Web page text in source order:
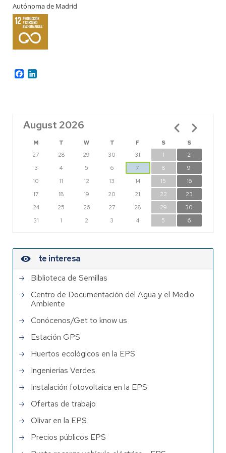
Autónoma de Madrid
Facebook
August 2026
M T W T F S
S
27
28 29 30 31 1
2
3
4 5 6 7 8
9
10
11 12 13 14 15
16
17
18 19 20 21 22
23
24
25 26 27 28 29
30
31
1 2 3 4 5 6
Pagination
te interesa
Biblioteca de Semillas
Centro de Documentación del Agua y el Medio
Ambiente
Conócenos/Get to know us
Estación GPS
Huertos ecológicos en la EPS
Ingenierías Verdes
Instalación fotovoltaica en la EPS
Ofertas de trabajo
Olivar en la EPS
Precios públicos EPS